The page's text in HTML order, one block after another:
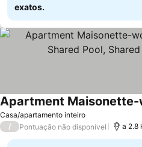
exatos.
Casa/apartamento inteiro
/ Pontuação não disponível a 2.8